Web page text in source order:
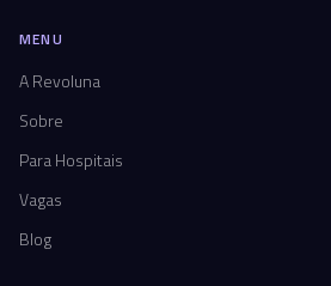
MENU
A Revoluna
Sobre
Para Hospitais
Vagas
Blog